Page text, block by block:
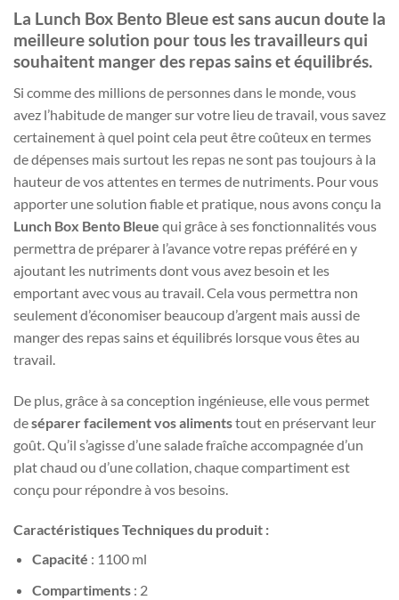
La Lunch Box Bento Bleue est sans aucun doute la
meilleure solution pour tous les travailleurs qui
souhaitent manger des repas sains et équilibrés.
Si comme des millions de personnes dans le monde, vous
avez l’habitude de manger sur votre lieu de travail, vous savez
certainement à quel point cela peut être coûteux en termes
de dépenses mais surtout les repas ne sont pas toujours à la
hauteur de vos attentes en termes de nutriments. Pour vous
apporter une solution fiable et pratique, nous avons conçu la
Lunch Box Bento Bleue qui grâce à ses fonctionnalités vous
permettra de préparer à l’avance votre repas préféré en y
ajoutant les nutriments dont vous avez besoin et les
emportant avec vous au travail. Cela vous permettra non
seulement d’économiser beaucoup d’argent mais aussi de
manger des repas sains et équilibrés lorsque vous êtes au
travail.
De plus, grâce à sa conception ingénieuse, elle vous permet
deséparer facilement vos alimentstout en préservant leur
goût. Qu’il s’agisse d’une salade fraîche accompagnée d’un
plat chaud ou d’une collation, chaque compartiment est
conçu pour répondre à vos besoins.
Caractéristiques Techniques du produit :
Capacité : 1100 ml
Compartiments: 2